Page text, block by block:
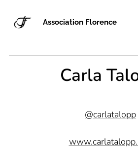
Association Florence
Carla
@carlatalopp